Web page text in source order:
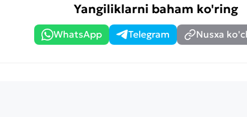
Yangiliklarni baham ko'ring
WhatsApp Telegram Nusxa